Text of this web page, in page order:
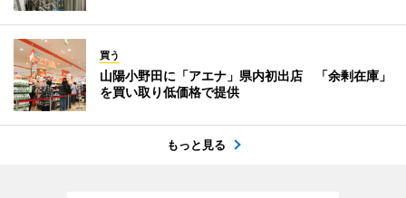
買う
山陽小野田に「アエナ」県内初出店 「余剰在庫」
を買い取り低価格で提供
もっと見る